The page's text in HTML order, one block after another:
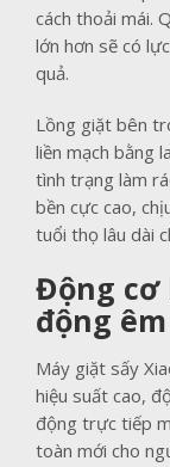
cách thoải mái.
lớn hơn sẽ có
quả.
Lồng giặt bên
liền mạch bằng
tình trạng làm
bền cực cao,
tuổi thọ lâu dài
Động cơ
động
Máy giặt sấy
hiệu suất cao,
động trực tiếp
toàn mới cho